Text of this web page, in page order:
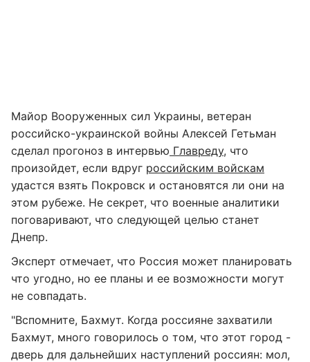
Майор Вооруженных сил Украины, ветеран
российско-украинской войны Алексей Гетьман
сделал прогоноз в интервью Главреду, что
произойдет, если вдруг российским войскам
удастся взять Покровск и остановятся ли они на
этом рубеже. Не секрет, что военные аналитики
поговаривают, что следующей целью станет
Днепр.
Эксперт отмечает, что Россия может планировать
что угодно, но ее планы и ее возможности могут
не совпадать.
"Вспомните, Бахмут. Когда россияне захватили
Бахмут, много говорилось о том, что этот город -
дверь для дальнейших наступлений россиян: мол,